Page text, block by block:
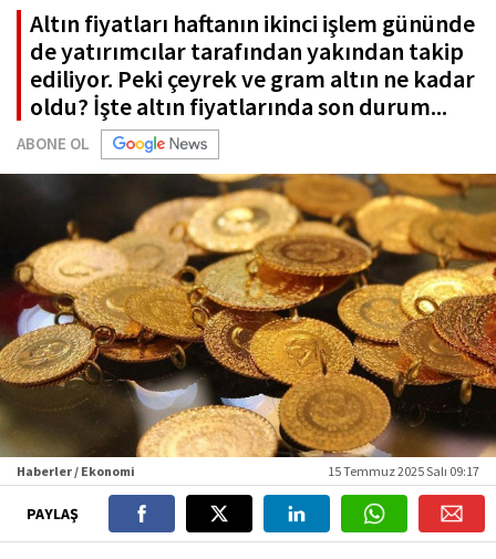
Altın fiyatları haftanın ikinci işlem gününde
de yatırımcılar tarafından yakından takip
ediliyor. Peki çeyrek ve gram altın ne kadar
oldu? İşte altın fiyatlarında son durum...
ABONE OL
Haberler / Ekonomi 15 Temmuz 2025 Salı 09:17
PAYLAŞ